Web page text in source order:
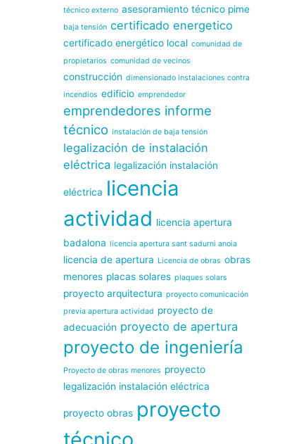
técnico externo asesoramiento técnico pime
baja tensión certificado energetico
certificado energético local comunidad de
propietarios comunidad de vecinos
construcción dimensionado instalaciones contra
incendios edificio emprendedor
emprendedores informe
técnico instalación de baja tensión
legalización de instalación
eléctrica legalización instalación
eléctrica licencia
actividad licencia apertura
badalona licencia apertura sant sadurni anoia
licencia de apertura Licencia de obras obras
menores placas solares plaques solars
proyecto arquitectura proyecto comunicación
previa apertura actividad proyecto de
adecuación proyecto de apertura
proyecto de ingeniería
Proyecto de obras menores proyecto
legalización instalación eléctrica
proyecto obras proyecto